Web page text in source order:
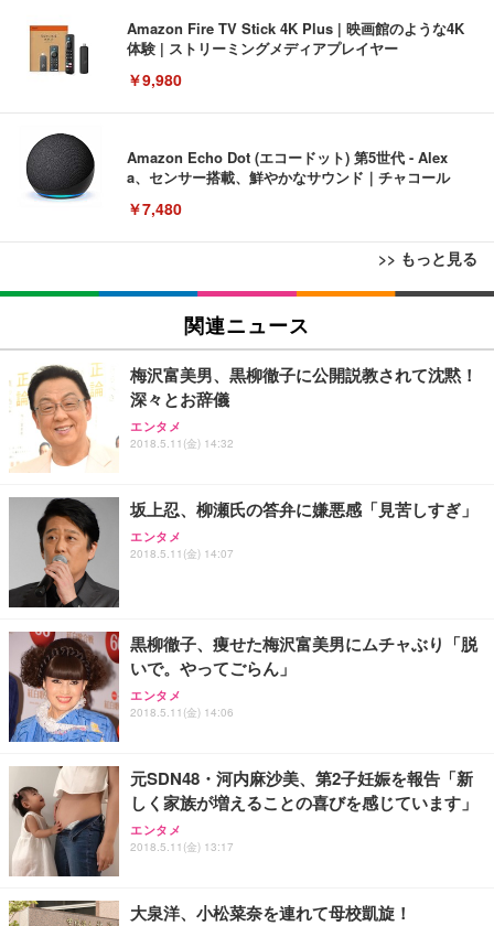
Amazon Fire TV Stick 4K Plus | 映画館のような4K
体験 | ストリーミングメディアプレイヤー
￥9,980
Amazon Echo Dot (エコードット) 第5世代 - Alex
a、センサー搭載、鮮やかなサウンド｜チャコール
￥7,480
>> もっと見る
[EdoErgo] オフィスチェア 椅子 テレワーク 疲れな
い 跳ね上げ式アームレスト コンパクト 約105度ロッ
キング pc 事務椅子 360度回転 座面昇降 強化ナイロ
ン樹脂ベース 通気性メッシュ 在宅ワーク H-WY01
(黒網+黒枠+黒足)
￥5,699
SIHOO B100 オフィスチェア／デスクチェア メッシ
Sezlife オフィスチェア デスクチェア 疲れない テレ
ョン PCチェア 通気性メッシュ ゲーミング/勉強/事
務用 おしゃれ パソコンチェア (ブラック)
￥7,680
Sezlife オフィスチェア デスクチェア 疲れない テレ
ワーク チェア 強化バックレスト 30度ロッキング機
ョン PCチェア 通気性メッシュ ゲーミング/勉強/事
務用 おしゃれ パソコンチェア (ホワイト)
ANDWINT オフィスチェア デスクチェア 肘なし メ
ッシュ 通気性 ランバーサポート付き 腰サポート ガ
ス圧無段階昇降 360度回転 キャスター付き コンパク
EIZO ビジネス向けプレミアムモニター | FlexScan
EV3240X-WT | 31.5型4K UHD・USB Type-C・ホワ
￥105,595
EIZO ビジネス向けプレミアムモニター | FlexScan
EV2740X-WT | 27.0型4K UHD・USB Type-C・ホワ
￥109,572
【整備済み品】Dell E2724HS 27インチ 液晶モニタ
ー フルHD（1920×1080）VA 非光沢 HDMI/DisplayP
【MiniLED/24.5inch/280Hz/FHD】GRAPHT THE S
HOOTER Gaming Monitor 24” Essential ゲーミン
グモニター QD 24.5インチ 1ms FHD 量子ドット 残
Amazonベーシック ペットシーツ 薄型 レギュラー 1
回使い捨て 無香料 ホワイト 300枚
￥3,373
Amazonベーシック ペットシーツ 厚型 ワイド 42枚
Smart Basic(スマートベーシック) 【Amazon.co.jp
限定】 Smart Basic アイリスオーヤマ ペットシーツ
アイリスオーヤマ ペットシーツ 超厚型 お徳用 レギ
ュラー 200枚入【Amazon.co.jp限定】
関連ニュース
梅沢富美男、黒柳徹子に公開説教されて沈黙！
深々とお辞儀
エンタメ
2018.5.11(金) 14:32
坂上忍、柳瀬氏の答弁に嫌悪感「見苦しすぎ」
エンタメ
2018.5.11(金) 14:07
黒柳徹子、痩せた梅沢富美男にムチャぶり「脱
いで。やってごらん」
エンタメ
2018.5.11(金) 14:06
元SDN48・河内麻沙美、第2子妊娠を報告「新
しく家族が増えることの喜びを感じています」
エンタメ
2018.5.11(金) 13:17
大泉洋、小松菜奈を連れて母校凱旋！